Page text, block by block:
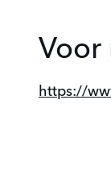
Voor
https://